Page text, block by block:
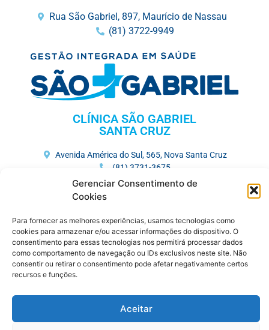
Gerenciar Consentimento de
Cookies
Para fornecer as melhores experiências, usamos tecnologias como
cookies para armazenar e/ou acessar informações do dispositivo. O
consentimento para essas tecnologias nos permitirá processar dados
como comportamento de navegação ou IDs exclusivos neste site. Não
consentir ou retirar o consentimento pode afetar negativamente certos
recursos e funções.
Aceitar
Rua São Gabriel, 897, Maurício de Nassau
(81) 3722-9949
CLÍNICA SÃO GABRIEL
SANTA CRUZ
Avenida América do Sul, 565, Nova Santa Cruz
(81) 3731-3675
HOSPITAL MEMORIAL SÃO GABRIEL
Av. José Veríssimo, 752, Maurício de Nassau
(81) 3727-7250
CENTRO MÉDICO
R. Saldanha Marinho , 383, Maurício de Nassau
(81) 3721-6480
(81) 9.9401-8679